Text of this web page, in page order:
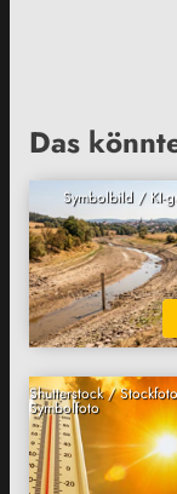
Das
Symbolbild / KI-
Shutterstock /
Symbolfoto